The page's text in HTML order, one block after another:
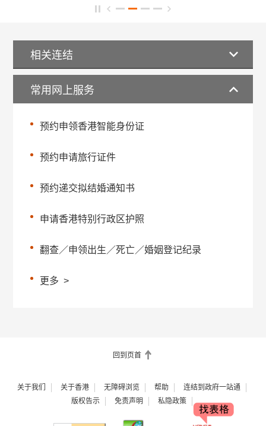
相关连结
常用网上服务
预约申领香港智能身份证
预约申请旅行证件
预约递交拟结婚通知书
申请香港特别行政区护照
翻查／申领出生／死亡／婚姻登记纪录
更多 >
回到页首
关于我们 关于香港 无障碍浏览 帮助
连结到政府一站通
版权告示
免责声明 私隐政策